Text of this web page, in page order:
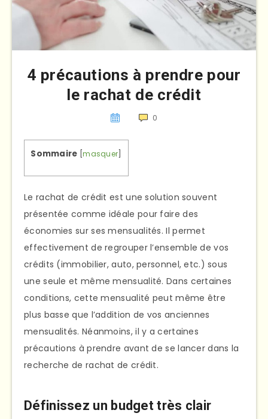
4 précautions à prendre pour
le rachat de crédit
0
Sommaire [masquer
Le rachat de crédit est une solution souvent
présentée comme idéale pour faire des
économies sur ses mensualités. Il permet
effectivement de regrouper l’ensemble de vos
crédits (immobilier, auto, personnel, etc.) sous
une seule et même mensualité. Dans certaines
conditions, cette mensualité peut même être
plus basse que l’addition de vos anciennes
mensualités. Néanmoins, il y a certaines
précautions à prendre avant de se lancer dans la
recherche de rachat de crédit.
Définissez un budget très clair